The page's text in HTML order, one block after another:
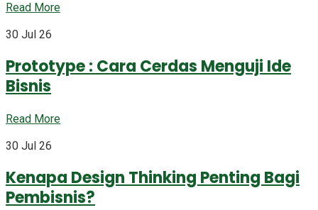
Read More
30 Jul 26
Prototype : Cara Cerdas Menguji Ide
Bisnis
Read More
30 Jul 26
Kenapa Design Thinking Penting Bagi
Pembisnis?